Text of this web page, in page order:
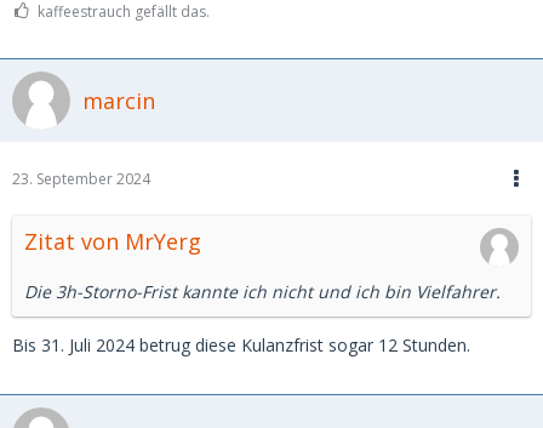
kaffeestrauch gefällt das.
marcin
23. September 2024
Zitat von MrYerg
Die 3h-Storno-Frist kannte ich nicht und ich bin Vielfahrer.
Bis 31. Juli 2024 betrug diese Kulanzfrist sogar 12 Stunden.